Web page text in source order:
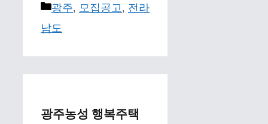
Categories
광주, 모집공고 , 전라
남도
광주농성 행복주택